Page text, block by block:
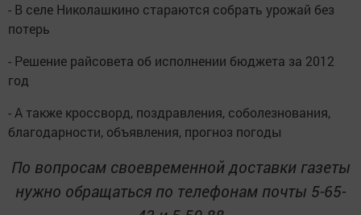
- В селе Николашкино стараются собрать урожай без
потерь
- Решение райсовета об исполнении бюджета за 2012
год
- А также кроссворд, поздравления, соболезнования,
благодарности, объявления, прогноз погоды
По вопросам своевременной доставки газеты
нужно обращаться по телефонам почты 5-65-